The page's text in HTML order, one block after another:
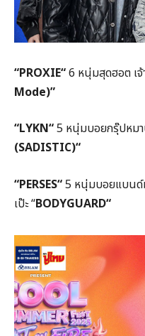
“PROXIE“6 หนุ่มสุดฮอต เ
Mode)”
“LYKN“5 หนุ่มบอยกรุ๊ปหมา
(SADISTIC)“
“PERSES“5 หนุ่มบอยแบนด์
เป๊ะ “BODYGUARD“